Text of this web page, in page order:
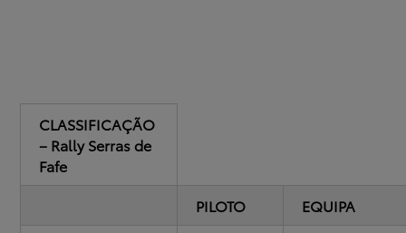
CLASSIFICAÇÃO
– Rally Serras de
Fafe
PILOTO
EQUIPA